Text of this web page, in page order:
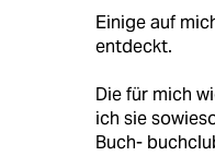
Einige auf
entdeckt.
Die für mich
ich sie
Buch-